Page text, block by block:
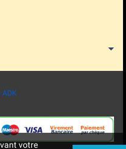
votre